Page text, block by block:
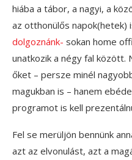
hiába a tábor, a nagyi, a
az otthonülős napok(hetek)
dolgoznánk- sokan home
unatkozik a négy fal között.
őket – persze minél
magukban is – hanem
programot is kell
Fel se merüljön bennünk
azt az elvonulást, azt a